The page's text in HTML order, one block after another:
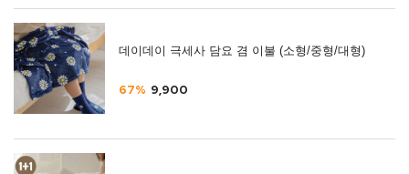
데이데이 극세사 담요 겸 이불 (소형/중형/대형)
67% 9,900